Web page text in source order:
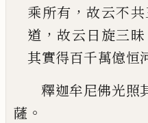
乘所有 ， 故云不共
道 ， 故云日旋三昧
其實得百千萬億恒
釋迦牟尼佛光照
薩 。